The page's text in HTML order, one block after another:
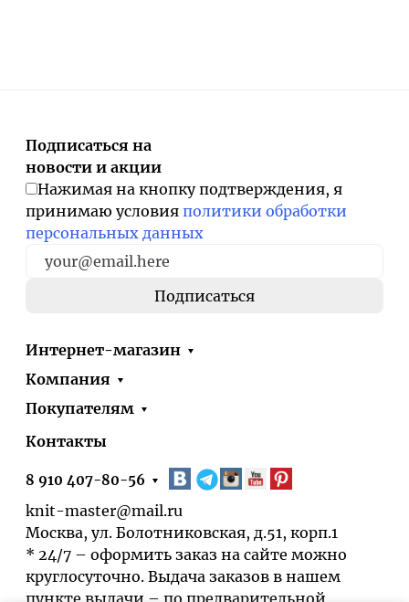
Подписаться на
новости и акции
Нажимая на кнопку подтверждения, я
принимаю условия политики обработки
персональных данных
Интернет-магазин
Компания
Покупателям
Контакты
8 910 407-80-56
knit-master@mail.ru
Москва, ул. Болотниковская, д.51, корп.1
* 24/7 – оформить заказ на сайте можно
круглосуточно. Выдача заказов в нашем
пункте выдачи – по предварительной